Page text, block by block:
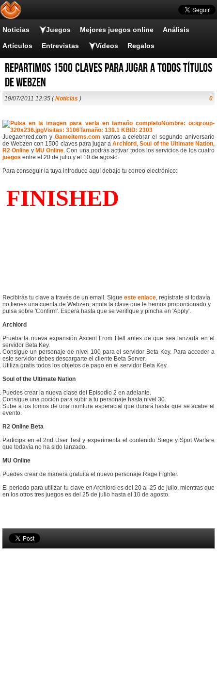
Noticias Juegos Mejores juegos online Análisis
Artículos Entrevistas Vídeos Regalos
Repartimos 1500 claves para jugar a todos títulos
de Webzen
19/07/2011 12:35 (Noticias ) 0
Juegaenred.com y Gameitems.com vamos a celebrar el segundo aniversario
de Webzen con 1500 claves para jugar aArchlord ,Soul of the Ultimate Nation,
R2 Online y MU Online. Con una podrás activar todos los servicios de los cuatro
juegos entre el 20 de julio y el 10 de agosto.
Para conseguir la tuya introduce aquí debajo tu correo electrónico:
Recibirás tu clave a través de un email. Sigue este enlace, regístrate si todavía
no tienes una cuenta de Webzen, anota la clave que te hemos proporcionado y
pulsa sobre 'Confirm'. Espera hasta que se verifique y pincha en 'Apply'.
Archlord
Prueba la nueva expansión Ascent From Hell antes de que sea lanzada en el
servidor Beta Key.
Consigue un personaje de nivel 100 para el servidor Beta Key. Para acceder a
este servidor debes descargarte el cliente Beta Server.
Utiliza gratis todos los objetos de pago en el servidor Beta Key.
Soul of the Ultimate Nation
Puedes crear la nueva clase del Episodio 2 en adelante.
Consigue una poción para subir a tu personaje hasta nivel 30.
Sube a los lomos de una montura esperacial que durará hasta que se acabe el
evento.
R2 Online Beta
Participa en el 2nd User Test y experimenta el contenido Siege y Spot Warfare
que todavía no ha sido lanzado.
MU Online
Puedes crear de manera gratuita el nuevo personaje Rage Fighter.
El periodo para utilizar tu clave en Archlord es del 20 al 25 de julio, mientras que
en los otros tres juegos es del 25 de julio hasta el 10 de agosto.